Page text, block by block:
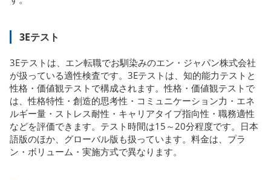
3Eテスト
3Eテストは、エン転職でお馴染みのエン・ジャパン株式会社
が扱っている適性検査です。3Eテストは、知的能力テストと
性格・価値観テストで構成されます。性格・価値観テストで
は、性格特性・創造的思考性・コミュニケーション力・エネ
ルギー量・ストレス耐性・キャリアタイプ指向性・職務適性
などを評価できます。テスト時間は15～20分程度です。日本
語版のほか、グローバル版も扱っています。料金は、プラ
ン・ボリューム・実施方式で異なります。